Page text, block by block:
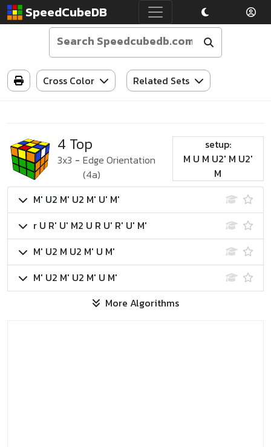
SpeedCubeDB
Cross Color Related Sets
4 Top
3x3 - Edge Orientation
(4a)
setup:
M U M U2' M U2'
M
M' U2 M' U2 M' U' M'
r U R' U' M2 U R U' R' U' M'
M' U2 M U2 M' U M'
M' U2 M' U2 M' U M'
More Algorithms